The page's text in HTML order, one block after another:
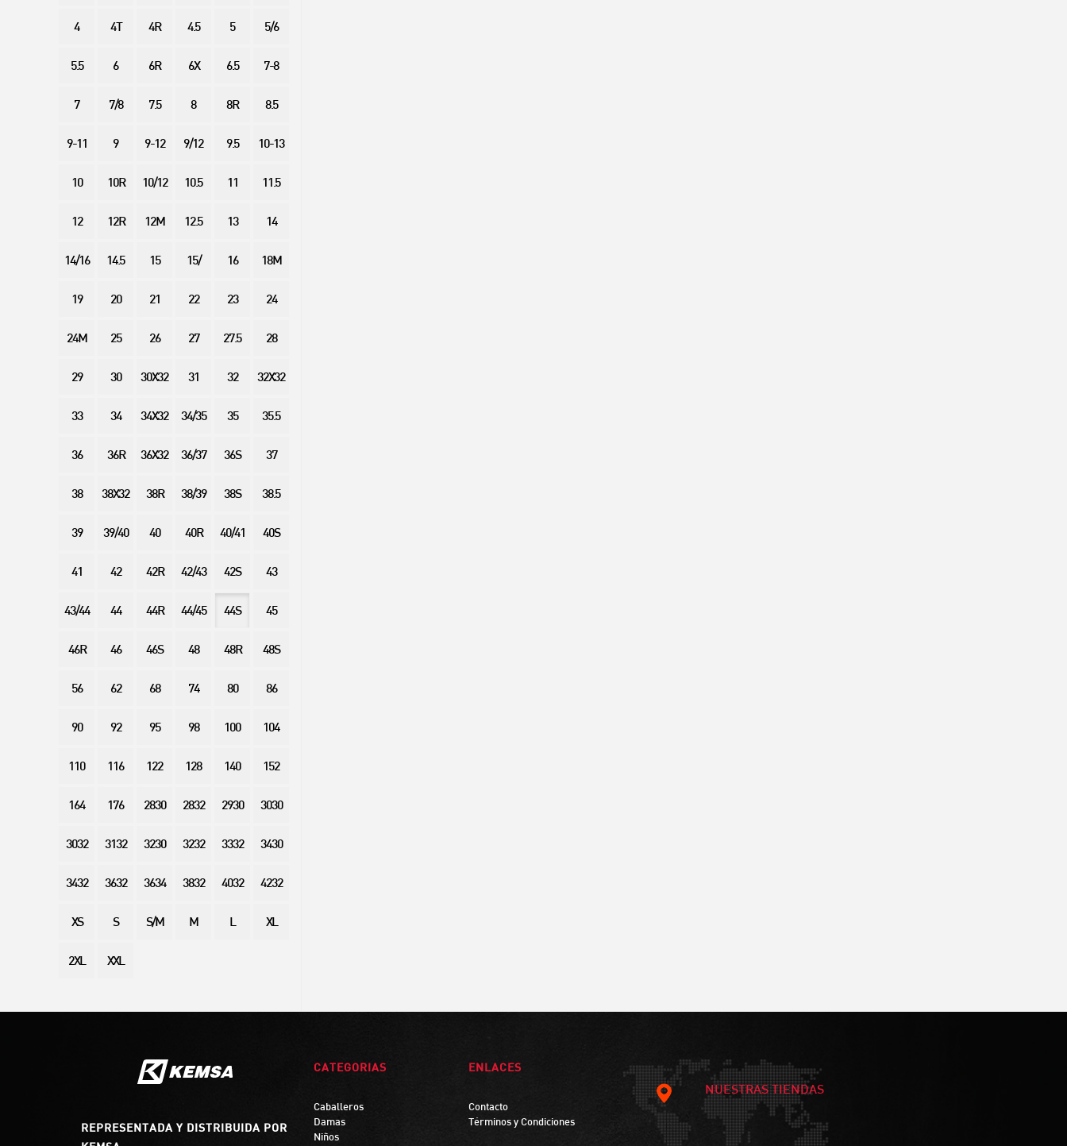
4 4T 4R 4.5 5 5/6
5.5 6 6R 6X 6.5 7-8
7 7/8 7.5 8 8R 8.5
9-11 9 9-12 9/12 9.5 10-13
10 10R 10/12 10.5 11 11.5
12 12R 12M 12.5 13 14
14/16 14.5 15 15/ 16 18M
19 20 21 22 23 24
24M 25 26 27 27.5 28
29 30 30X32 31 32 32X32
33 34 34X32 34/35 35 35.5
36 36R 36X32 36/37 36S 37
38 38X32 38R 38/39 38S 38.5
39 39/40 40 40R 40/41 40S
41 42 42R 42/43 42S 43
43/44 44 44R 44/45 44S 45
46R 46 46S 48 48R 48S
56 62 68 74 80 86
90 92 95 98 100 104
110 116 122 128 140 152
164 176 2830 2832 2930 3030
3032 3132 3230 3232 3332 3430
3432 3632 3634 3832 4032 4232
XS S S/M M L XL
2XL XXL
REPRESENTADA Y DISTRIBUIDA POR
CATEGORIAS
Caballeros
Damas
Niños
ENLACES
Contacto
Términos y Condiciones
NUESTRAS TIENDAS